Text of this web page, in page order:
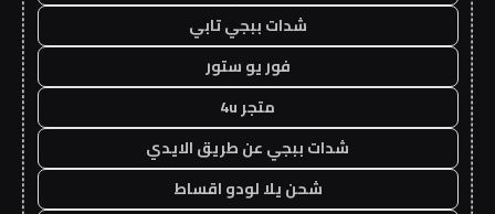
شدات ببجي تابي
فور يو ستور
متجر 4u
شدات ببجي عن طريق الايدي
شحن يلا لودو اقساط